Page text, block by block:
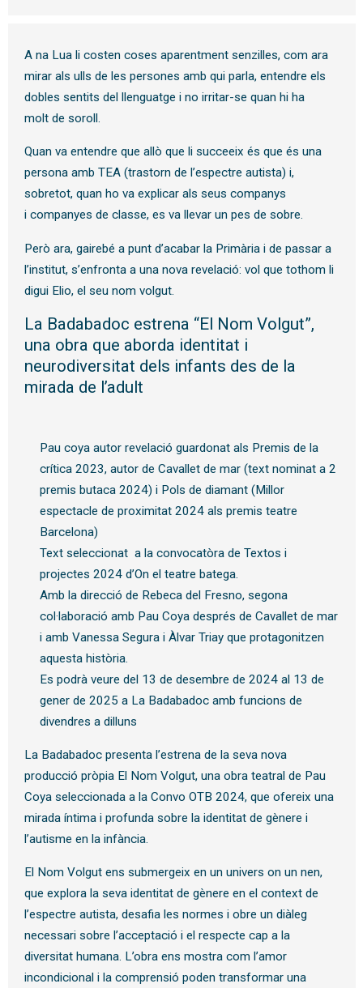
A na Lua li costen coses aparentment senzilles, com ara
mirar als ulls de les persones amb qui parla, entendre els
dobles sentits del llenguatge i no irritar-se quan hi ha
molt de soroll.
Quan va entendre que allò que li succeeix és que és una
persona amb TEA (trastorn de l’espectre autista) i,
sobretot, quan ho va explicar als seus companys
i companyes de classe, es va llevar un pes de sobre.
Però ara, gairebé a punt d’acabar la Primària i de passar a
l’institut, s’enfronta a una nova revelació: vol que tothom li
digui Elio, el seu nom volgut.
La Badabadoc estrena “El Nom Volgut”,
una obra que aborda identitat i
neurodiversitat dels infants des de la
mirada de l’adult
Pau coya autor revelació guardonat als Premis de la
crítica 2023, autor de Cavallet de mar (text nominat a 2
premis butaca 2024) i Pols de diamant (Millor
espectacle de proximitat 2024 als premis teatre
Barcelona)
Text seleccionat a la convocatòra de Textos i
projectes 2024 d’On el teatre batega.
Amb la direcció de Rebeca del Fresno, segona
col·laboració amb Pau Coya després de Cavallet de mar
i amb Vanessa Segura i Àlvar Triay que protagonitzen
aquesta història.
Es podrà veure del 13 de desembre de 2024 al 13 de
gener de 2025 a La Badabadoc amb funcions de
divendres a dilluns
La Badabadoc presenta l’estrena de la seva nova
producció pròpia El Nom Volgut, una obra teatral de Pau
Coya seleccionada a la Convo OTB 2024, que ofereix una
mirada íntima i profunda sobre la identitat de gènere i
l’autisme en la infància.
El Nom Volgut ens submergeix en un univers on un nen,
que explora la seva identitat de gènere en el context de
l’espectre autista, desafia les normes i obre un diàleg
necessari sobre l’acceptació i el respecte cap a la
diversitat humana. L’obra ens mostra com l’amor
incondicional i la comprensió poden transformar una